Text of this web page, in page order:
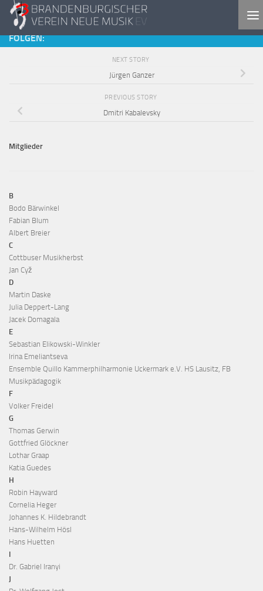
Skip to content
FOLGEN:
NEXT STORY
Jürgen Ganzer
PREVIOUS STORY
Dmitri Kabalevsky
Mitglieder
B
Bodo Bärwinkel
Fabian Blum
Albert Breier
C
Cottbuser Musikherbst
Jan Cyž
D
Martin Daske
Julia Deppert-Lang
Jacek Domagala
E
Sebastian Elikowski-Winkler
Irina Emeliantseva
Ensemble Quillo Kammerphilharmonie Uckermark e.V. HS Lausitz, FB
Musikpädagogik
F
Volker Freidel
G
Thomas Gerwin
Gottfried Glöckner
Lothar Graap
Katia Guedes
H
Robin Hayward
Cornelia Heger
Johannes K. Hildebrandt
Hans-Wilhelm Hösl
Hans Huetten
I
Dr. Gabriel Iranyi
J